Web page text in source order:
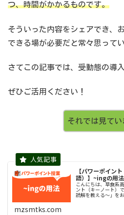
つ、時間がかかるものです。
そういった内容をシェアでき、
できる場が必要だと常々思ってい
さてこの記事では、受動態の導
ぜひご活用ください！
それでは見てい
【パワーポイン
語）】~ingの用
こんにちは、草食系
ント（キーノート）
読解を教える〜」を
mzsmtks.com